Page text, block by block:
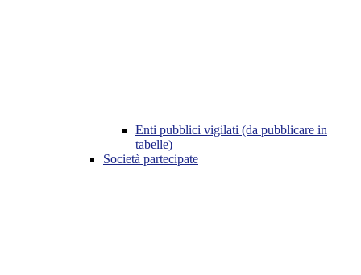
Enti pubblici vigilati (da pubblicare in
tabelle)
Società partecipate